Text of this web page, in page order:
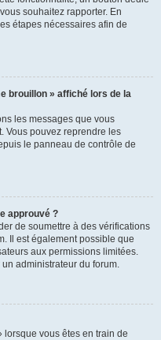
souhaitez rapporter. En
étapes nécessaires afin de
brouillon » affiché lors de la
les messages que vous
Vous pouvez reprendre les
le panneau de contrôle de
approuvé ?
de soumettre à des vérifications
Il est également possible que
aux permissions limitées.
administrateur du forum.
lorsque vous êtes en train de